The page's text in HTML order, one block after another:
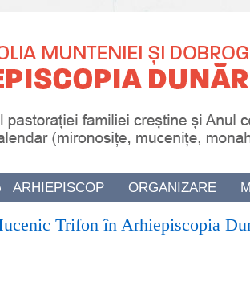
ARHIEPISCOP ORGANIZARE
Trifon în Arhiepiscopia